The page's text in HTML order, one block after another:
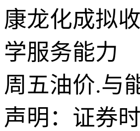
康龙化成拟
学服务能力
周五油价.与
声明：证券